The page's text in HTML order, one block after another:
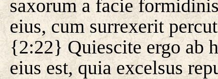
saxorum a facie
eius, cum surrexerit
{2:22} Quiescite ergo ab
eius est, quia excelsus